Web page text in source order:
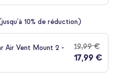
10% de réduction)
Air Vent Mount 2 -
19,99 €
17,99 €